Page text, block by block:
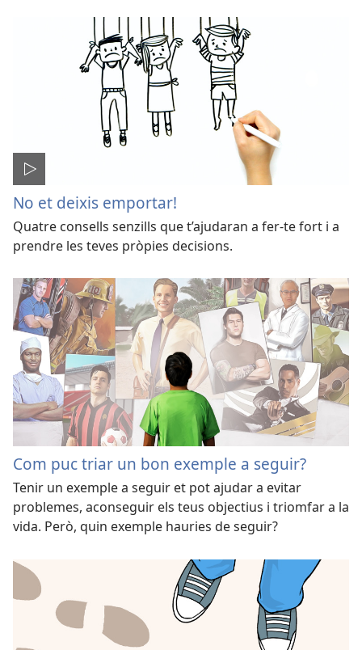
No et deixis emportar!
Quatre consells senzills que t’ajudaran a fer-te fort i a
prendre les teves pròpies decisions.
Com puc triar un bon exemple a seguir?
Tenir un exemple a seguir et pot ajudar a evitar
problemes, aconseguir els teus objectius i triomfar a la
vida. Però, quin exemple hauries de seguir?